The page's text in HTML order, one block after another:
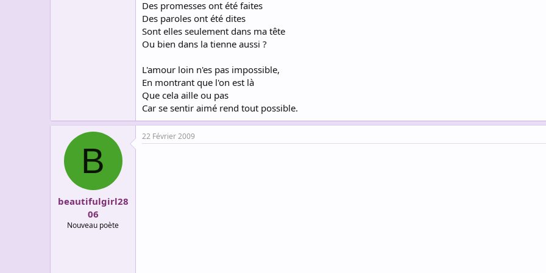
Des promesses ont été faites
Des paroles ont été dites
Sont elles seulement dans ma tête
Ou bien dans la tienne aussi ?
L'amour loin n'es pas impossible,
En montrant que l'on est là
Que cela aille ou pas
Car se sentir aimé rend tout possible.
B
beautifulgirl28
06
Nouveau poète
22 Février 2009